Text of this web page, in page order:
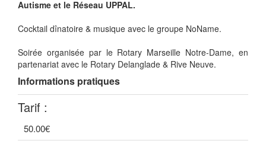
Autisme et le Réseau UPPAL.
Cocktail dînatoire & musique avec le groupe NoName.
Soirée organisée par le Rotary Marseille Notre-Dame, en
partenariat avec le Rotary Delanglade & Rive Neuve.
Informations pratiques
Tarif :
50.00€